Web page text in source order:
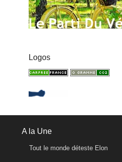
Logos
A la Une
Tout le monde déteste Elon